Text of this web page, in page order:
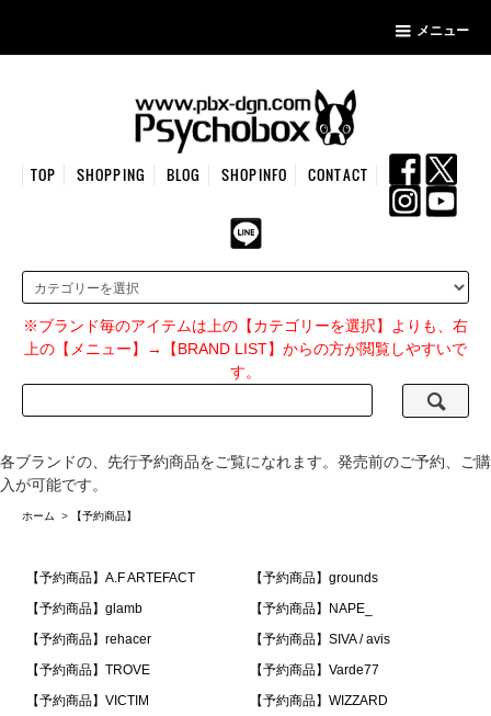
メニュー
TOP SHOPPING BLOG SHOPINFO CONTACT
※ブランド毎のアイテムは上の【カテゴリーを選択】よりも、右
上の【メニュー】→【BRAND LIST】からの方が閲覧しやすいで
す。
各ブランドの、先行予約商品をご覧になれます。発売前のご予約、ご購
入が可能です。
ホーム > 【予約商品】
【予約商品】A.F ARTEFACT
【予約商品】grounds
【予約商品】glamb
【予約商品】NAPE_
【予約商品】rehacer
【予約商品】SIVA / avis
【予約商品】TROVE
【予約商品】Varde77
【予約商品】VICTIM
【予約商品】WIZZARD